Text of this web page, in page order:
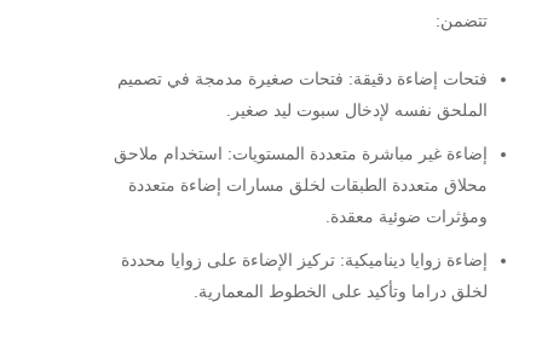
تتضمن:
فتحات إضاءة دقيقة: فتحات صغيرة مدمجة في تصميم
الملحق نفسه لإدخال سبوت ليد صغير.
إضاءة غير مباشرة متعددة المستويات: استخدام ملاحق
محلاق متعددة الطبقات لخلق مسارات إضاءة متعددة
ومؤثرات ضوئية معقدة.
إضاءة زوايا ديناميكية: تركيز الإضاءة على زوايا محددة
لخلق دراما وتأكيد على الخطوط المعمارية.